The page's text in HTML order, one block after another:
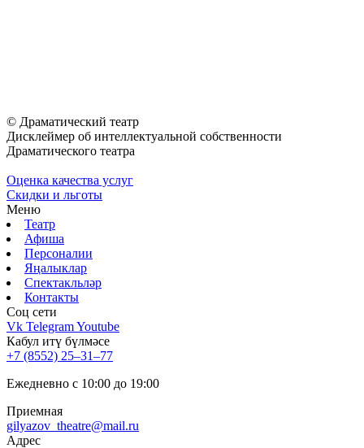
© Драматический театр
Дисклеймер об интеллектуальной собственности
Драматического театра
Оценка качества услуг
Скидки и льготы
Меню
Театр
Афиша
Персоналии
Яңалыклар
Спектакльләр
Контакты
Соц cети
Vk TelegramYoutube
Кабул итү бүлмәсе
+7 (8552) 25‒31‒77
Ежедневно с 10:00 до 19:00
Приемная
gilyazov_theatre@mail.ru
Адрес